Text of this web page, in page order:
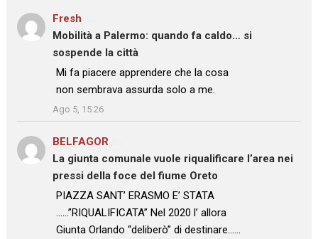
Fresh
Mobilità a Palermo: quando fa caldo… si
sospende la città
: “Mi fa piacere apprendere che la cosa
non sembrava assurda solo a me.
”
Ago 5, 15:26
BELFAGOR
La giunta comunale vuole riqualificare l’area nei
pressi della foce del fiume Oreto
: “
PIAZZA SANT’ ERASMO E’ STATA
……”RIQUALIFICATA” Nel 2020 l’ allora
Giunta Orlando “deliberò” di destinare……